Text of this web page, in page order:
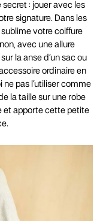
secret : jouer avec les
signature. Dans les
votre coiffure
avec une allure
la anse d’un sac ou
ordinaire en
pas l’utiliser comme
la taille sur une robe
et apporte cette petite